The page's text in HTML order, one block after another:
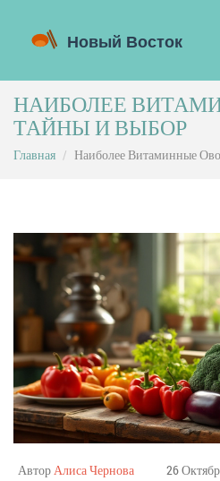
НАИБОЛЕЕ
ТАЙНЫ И ВЫБОР
Главная Наиболее Витаминные
АвторАлиса Чернова 26